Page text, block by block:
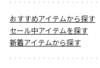
おすすめアイテムから探す
セール中アイテムを探す
新着アイテムから探す